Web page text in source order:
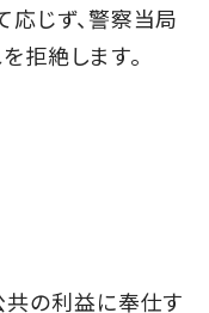
応じず、警察当局
拒絶します。
共の利益に奉仕す